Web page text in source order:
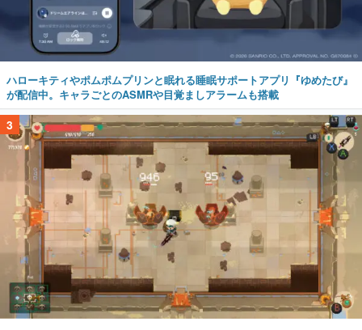
ハローキティやポムポムプリンと眠れる睡眠サポートアプリ『ゆめたび』
が配信中。キャラごとのASMRや目覚ましアラームも搭載
3